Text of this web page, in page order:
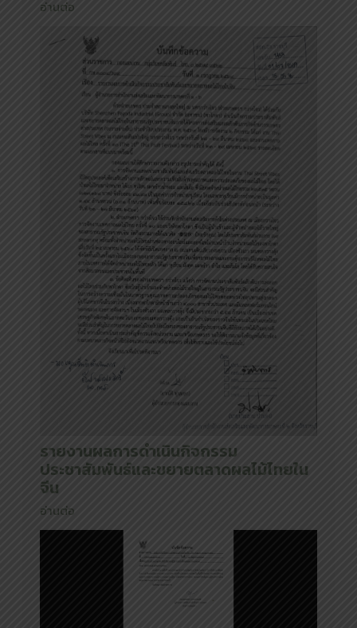
อ่านต่อ
รายงานผลการดำเนินกิจกรรม
ประชาสัมพันธ์และขยายตลาดผลไม้ไทยใน
จีน
อ่านต่อ